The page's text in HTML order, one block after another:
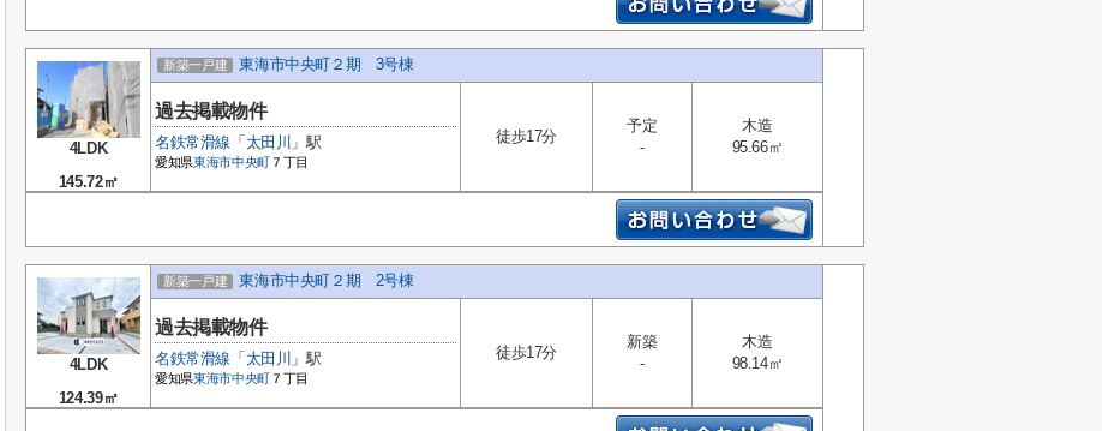
4LDK
145.72㎡
新築一戸建 東海市中央町２期 3号棟
過去掲載物件
名鉄常滑線 「 太田川 」駅
愛知県東海市中央町 ７丁目
徒歩17分
予定
-
木造
95.66㎡
4LDK
124.39㎡
新築一戸建 東海市中央町２期 2号棟
過去掲載物件
名鉄常滑線 「 太田川 」駅
愛知県東海市中央町 ７丁目
徒歩17分
新築
-
木造
98.14㎡